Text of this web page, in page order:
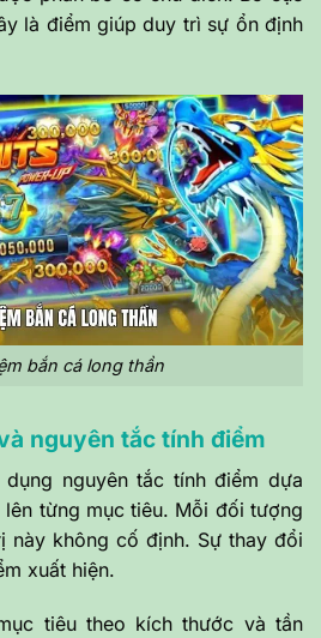
là điểm giúp duy trì sự ổn định
bắn cá long thần
nguyên tắc tính điểm
dụng nguyên tắc tính điểm dựa
từng mục tiêu. Mỗi đối tượng
này không cố định. Sự thay đổi
xuất hiện.
tiêu theo kích thước và tần